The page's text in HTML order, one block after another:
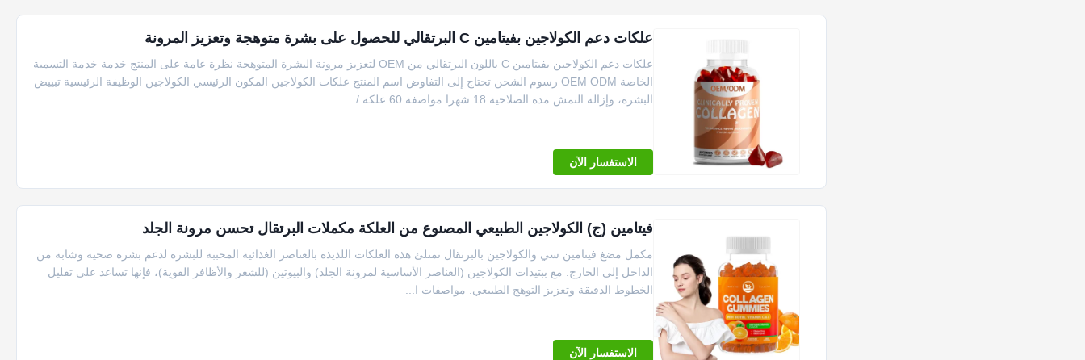
علكات دعم الكولاجين بفيتامين C البرتقالي للحصول على بشرة متوهجة وتعزيز المرونة
علكات دعم الكولاجين بفيتامين C باللون البرتقالي من OEM لتعزيز مرونة البشرة المتوهجة نظرة عامة على المنتج خدمة خدمة التسمية
الخاصة OEM ODM رسوم الشحن تحتاج إلى التفاوض اسم المنتج علكات الكولاجين المكون الرئيسي الكولاجين الوظيفة الرئيسية تبييض
البشرة، وإزالة النمش مدة الصلاحية 18 شهرا مواصفة 60 علكة / ...
الاستفسار الآن
فيتامين (ج) الكولاجين الطبيعي المصنوع من العلكة مكملات البرتقال تحسن مرونة الجلد
مكمل مضغ فيتامين سي والكولاجين بالبرتقال تمتلئ هذه العلكات اللذيذة بالعناصر الغذائية المحببة للبشرة لدعم بشرة صحية وشابة من
الداخل إلى الخارج. مع ببتيدات الكولاجين (العناصر الأساسية لمرونة الجلد) والبيوتين (للشعر والأظافر القوية)، فإنها تساعد على تقليل
الخطوط الدقيقة وتعزيز التوهج الطبيعي. مواصفات ا...
الاستفسار الآن